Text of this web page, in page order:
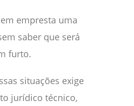
empresta uma
saber que será
furto.
situações exige
jurídico técnico,